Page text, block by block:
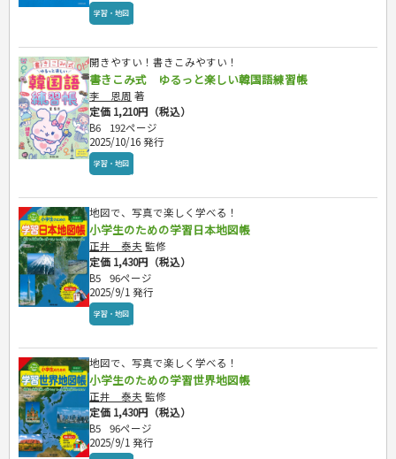
学習・地図
開きやすい！書きこみやすい！
書きこみ式 ゆるっと楽しい韓国語練習帳
李 恩周 著
定価 1,210円（税込）
B6
192ページ
2025/10/16 発行
学習・地図
地図で、写真で楽しく学べる！
小学生のための学習日本地図帳
正井 泰夫 監修
定価 1,430円（税込）
B5
96ページ
2025/9/1 発行
学習・地図
地図で、写真で楽しく学べる！
小学生のための学習世界地図帳
正井 泰夫 監修
定価 1,430円（税込）
B5
96ページ
2025/9/1 発行